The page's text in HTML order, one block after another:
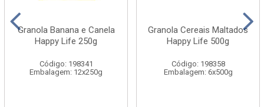
Granola Banana e Canela
Happy Life 250g
Código: 198341
Embalagem: 12x250g
Granola Cereais Maltados
Happy Life 500g
Código: 198358
Embalagem: 6x500g